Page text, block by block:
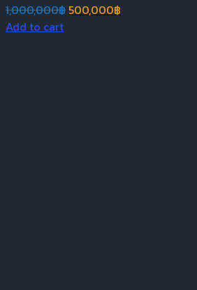
1,000,000฿ Original
500,000฿
Add to cart